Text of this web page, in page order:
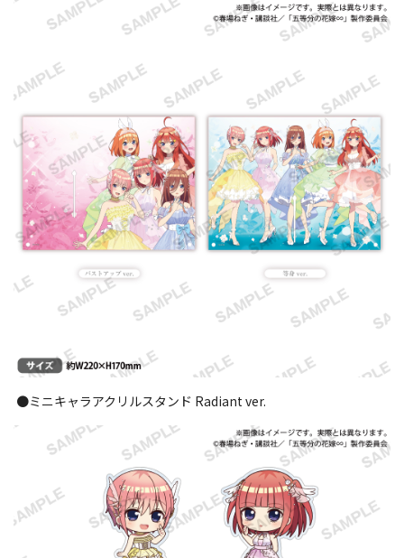
●ミニキャラアクリルスタンド Radiant ver.